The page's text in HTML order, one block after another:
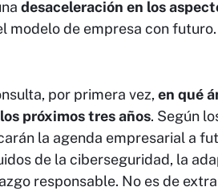
desaceleración en los
modelo de empresa con futuro.
por primera vez, en qué
próximos tres años. Según
la agenda empresarial a
de la ciberseguridad, la
responsable. No es de